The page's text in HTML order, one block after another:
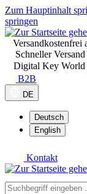
Zum Hauptinhalt
springen
Versandkostenfrei
Schneller Versand
Digital Key World
B2B
DE
Deutsch
English
Kontakt